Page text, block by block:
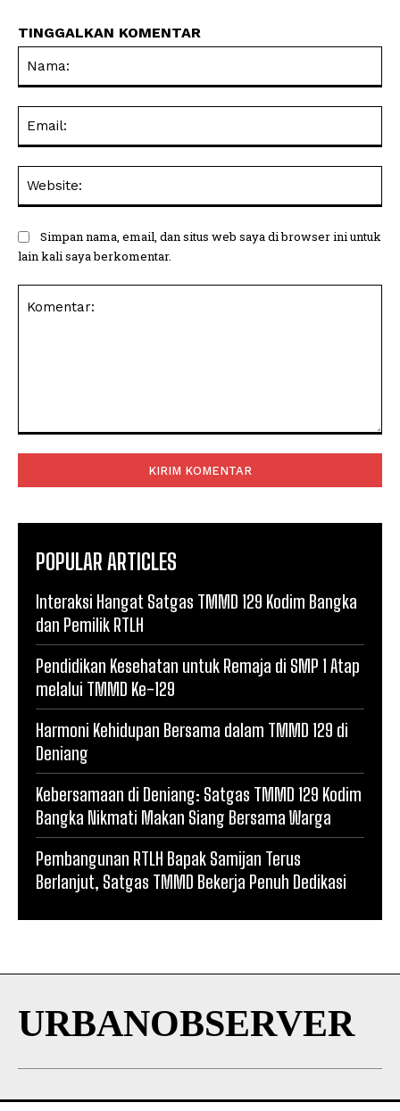
TINGGALKAN KOMENTAR
Simpan nama, email, dan situs web saya di browser ini untuk
lain kali saya berkomentar.
POPULAR ARTICLES
Interaksi Hangat Satgas TMMD 129 Kodim Bangka
dan Pemilik RTLH
Pendidikan Kesehatan untuk Remaja di SMP 1 Atap
melalui TMMD Ke-129
Harmoni Kehidupan Bersama dalam TMMD 129 di
Deniang
Kebersamaan di Deniang: Satgas TMMD 129 Kodim
Bangka Nikmati Makan Siang Bersama Warga
Pembangunan RTLH Bapak Samijan Terus
Berlanjut, Satgas TMMD Bekerja Penuh Dedikasi
URBANOBSERVER